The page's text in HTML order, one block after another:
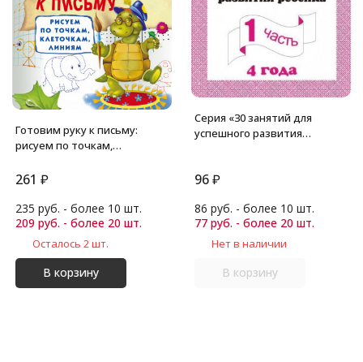
Готовим руку к письму:
рисуем по точкам,
О.С.
261 ₽
235 руб. - более 10 шт.
209 руб. - более 20 шт.
Осталось 2 шт.
В корзину
Серия «30 занятий для
успешного развития
96₽
86 руб. - более 10 шт.
77 руб. - более 20 шт.
Нет в наличии
В корзину